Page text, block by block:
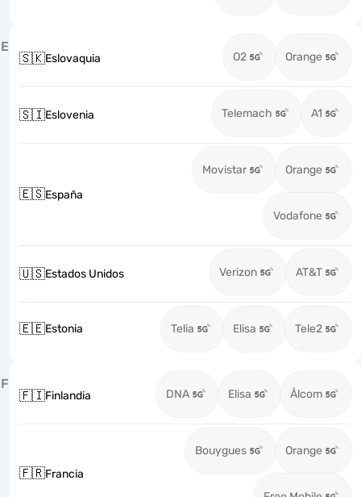
E
🇸🇰Eslovaquia O2 Orange
🇸🇮Eslovenia Telemach A1
🇪🇸España
Movistar Orange
Vodafone
🇺🇸Estados Unidos Verizon AT&T
🇪🇪Estonia Telia Elisa Tele2
F
🇫🇮Finlandia DNA Elisa Ålcom
🇫🇷Francia
Bouygues Orange